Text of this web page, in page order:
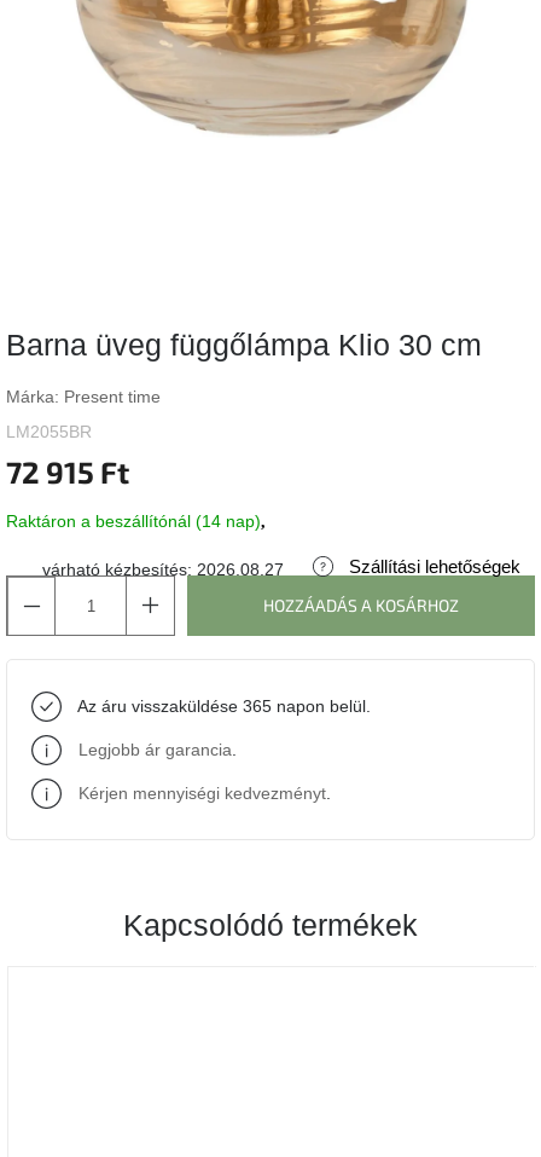
Vizsgálati
kategória
gyűjtemény
Kave
Home
gyűjtemény
gyűjtemény
line
Tenzo
gyűjtemény
Yens
gyűjtemény
Barna üveg függőlámpa Klio 30 cm
Márka: Present time
LM2055BR
72 915 Ft
Raktáron a beszállítónál (14 nap)
várható kézbesítés: 2026.08.27
Szállítási lehetőségek
HOZZÁADÁS A KOSÁRHOZ
Az áru visszaküldése 365 napon belül.
Legjobb ár garancia
Kérjen mennyiségi kedvezményt
Kapcsolódó termékek